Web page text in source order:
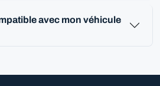
avec mon véhicule